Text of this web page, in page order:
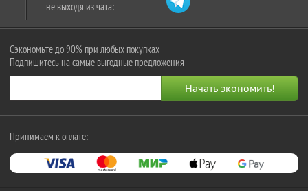
не выходя из чата:
Сэкономьте до 90% при любых покупках
Подпишитесь на самые выгодные предложения
Принимаем к оплате: